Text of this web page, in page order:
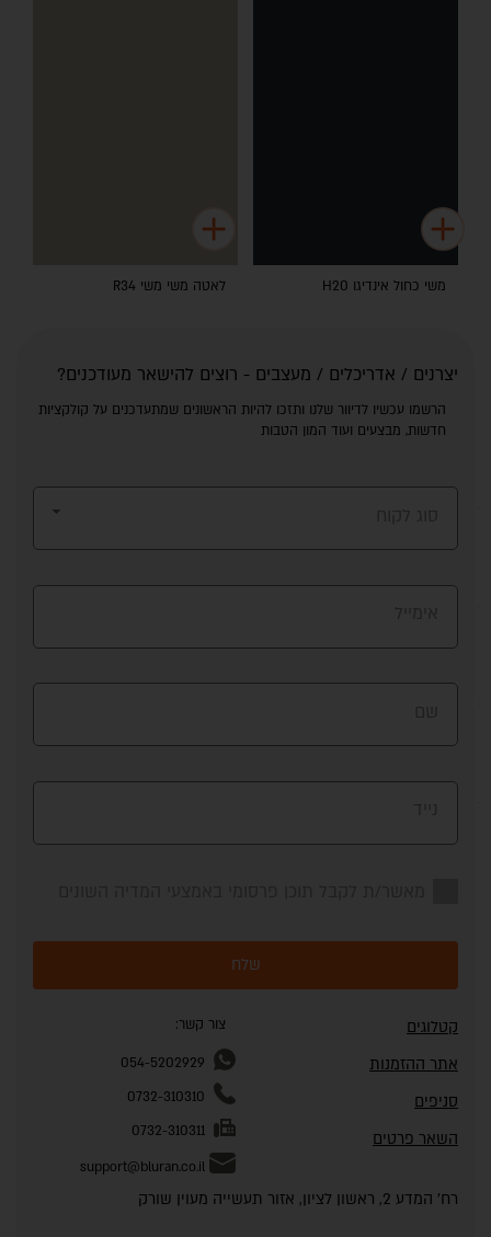
משי כחול אינדיגו H20 לאטה משי משי R34
יצרנים / אדריכלים / מעצבים - רוצים להישאר מעודכנים?
הרשמו עכשיו לדיוור שלנו ותזכו להיות הראשונים שמתעדכנים על קולקציות
חדשות, מבצעים ועוד המון הטבות
שלח
קטלוגים
אתר ההזמנות
סניפים
השאר פרטים
צור קשר:
054-5202929
0732-310310
0732-310311
support@bluran.co.il
רח' המדע 2, ראשון לציון, אזור תעשייה מעוין שורק